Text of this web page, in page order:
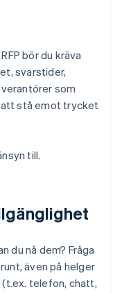
bör du kräva
svarstider,
som
stå emot trycket
till.
du nå dem? Fråga
även på helger
(t.ex. telefon, chatt,